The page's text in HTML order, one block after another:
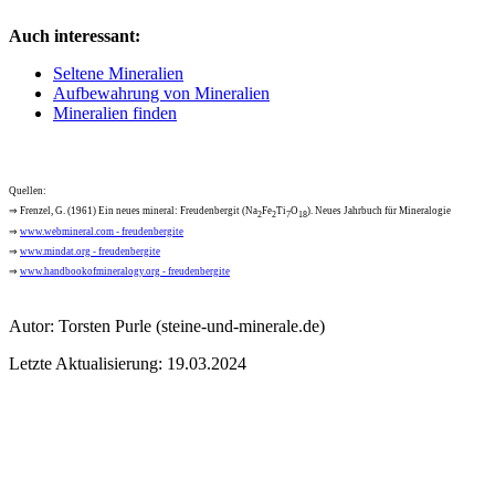
Auch interessant:
Seltene Mineralien
Aufbewahrung von Mineralien
Mineralien finden
Quellen:
⇒ Frenzel, G. (1961) Ein neues mineral: Freudenbergit (Na2Fe2Ti7O18). Neues Jahrbuch für Mineralogie
⇒ www.webmineral.com - freudenbergite
⇒ www.mindat.org - freudenbergite
⇒ www.handbookofmineralogy.org - freudenbergite
Autor: Torsten Purle (steine-und-minerale.de)
Letzte Aktualisierung: 19.03.2024